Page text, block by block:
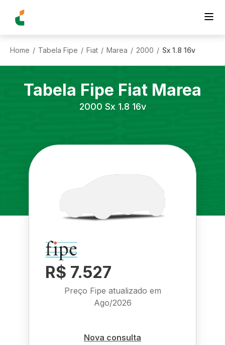
Home / Tabela Fipe / Fiat / Marea / 2000 / Sx 1.8 16v
Tabela Fipe Fiat Marea
2000 Sx 1.8 16v
R$ 7.527
Preço Fipe atualizado em
Ago/2026
Nova consulta